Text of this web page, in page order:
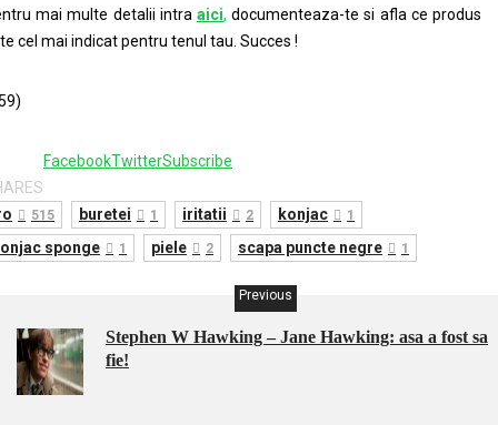
mai multe detalii intra aici, documenteaza-te si afla ce produs
cel mai indicat pentru tenul tau. Succes !
FacebookTwitterSubscribe
515 buretei 1 iritatii 2 konjac 1
sponge 1 piele 2 scapa puncte negre 1
Previous
Stephen W Hawking – Jane Hawking: asa a fost sa
fie!